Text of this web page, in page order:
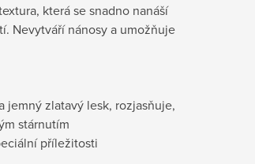
která se snadno nanáší
Nevytváří nánosy a umožňuje
jemný zlatavý lesk, rozjasňuje,
stárnutím
příležitosti